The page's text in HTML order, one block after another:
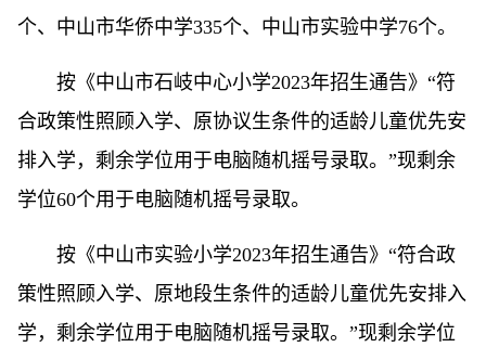
个、中山市华侨中学335个、中山市实验中学76个。
按《中山市石岐中心小学2023年招生通告》“符
合政策性照顾入学、原协议生条件的适龄儿童优先安
排入学，剩余学位用于电脑随机摇号录取。”现剩余
学位60个用于电脑随机摇号录取。
按《中山市实验小学2023年招生通告》“符合政
策性照顾入学、原地段生条件的适龄儿童优先安排入
学，剩余学位用于电脑随机摇号录取。”现剩余学位